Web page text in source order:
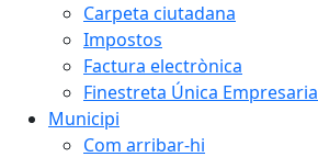
Carpeta ciutadana
Impostos
Factura electrònica
Finestreta Única
Municipi
Com arribar-hi